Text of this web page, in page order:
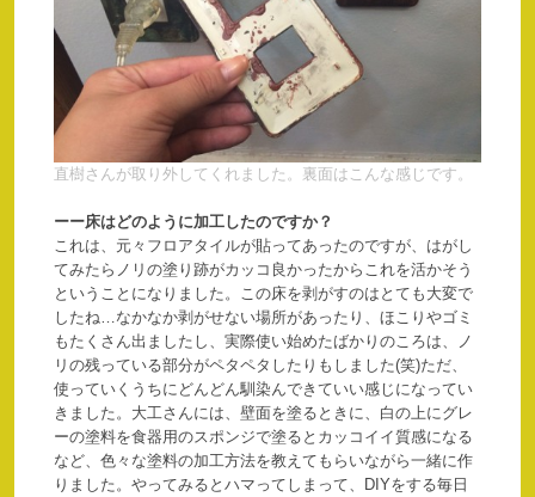
直樹さんが取り外してくれました。裏面はこんな感じです。
ーー床はどのように加工したのですか？
これは、元々フロアタイルが貼ってあったのですが、はがし
てみたらノリの塗り跡がカッコ良かったからこれを活かそう
ということになりました。この床を剥がすのはとても大変で
したね…なかなか剥がせない場所があったり、ほこりやゴミ
もたくさん出ましたし、実際使い始めたばかりのころは、ノ
リの残っている部分がペタペタしたりもしました(笑)ただ、
使っていくうちにどんどん馴染んできていい感じになってい
きました。大工さんには、壁面を塗るときに、白の上にグレ
ーの塗料を食器用のスポンジで塗るとカッコイイ質感になる
など、色々な塗料の加工方法を教えてもらいながら一緒に作
りました。やってみるとハマってしまって、DIYをする毎日